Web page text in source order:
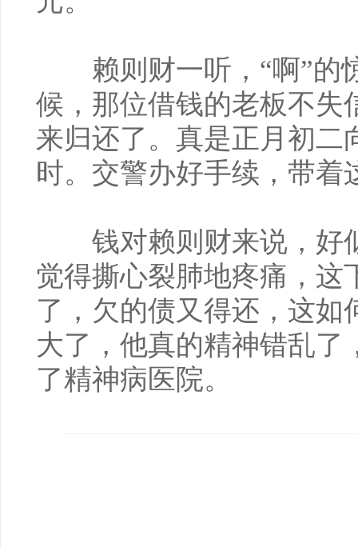
赖则财一听，“啊”的
候，那位借钱的老板不失
来归还了。真是正月初
时。交警办好手续，带着
钱对赖则财来说，好
觉得撕心裂肺地疼痛，这
了，欠的债又得还，这如
大了，他真的精神错乱了
了精神病医院。